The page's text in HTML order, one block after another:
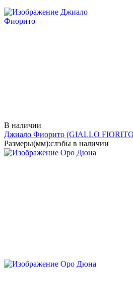
В наличии
Джиало Фиорито (GIALLO
Размеры(мм):слэбы в наличии